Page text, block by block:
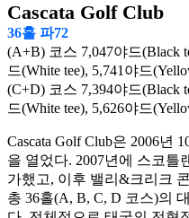
Cascata Golf Club
36홀 파72
(A+B) 코스 7,047야드(Black
드(White tee), 5,741야드
(C+D) 코스 7,394야드(Black
드(White tee), 5,626야드
Cascata Golf Club은 2006년
을 열었다. 2007년에 스코틀
가했고, 이후 밸리&크리크
총 36홀(A, B, C, D 코스)의